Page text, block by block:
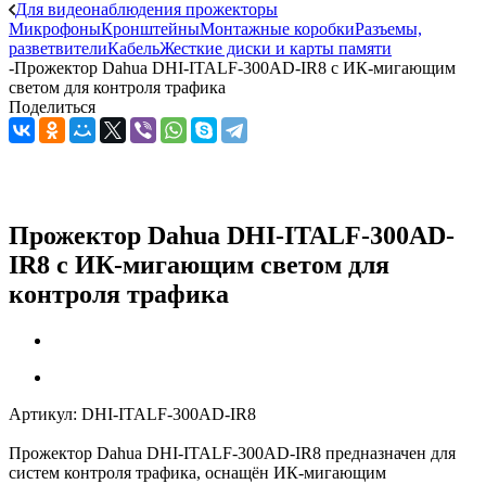
Для видеонаблюдения прожекторы
МикрофоныКронштейныМонтажные коробкиРазъемы,
разветвителиКабельЖесткие диски и карты памяти
-Прожектор Dahua DHI-ITALF-300AD-IR8 с ИК-мигающим
светом для контроля трафика
Поделиться
Прожектор Dahua DHI-ITALF-300AD-
IR8 с ИК-мигающим светом для
контроля трафика
Артикул: DHI-ITALF-300AD-IR8
Прожектор Dahua DHI-ITALF-300AD-IR8 предназначен для
систем контроля трафика, оснащён ИК-мигающим